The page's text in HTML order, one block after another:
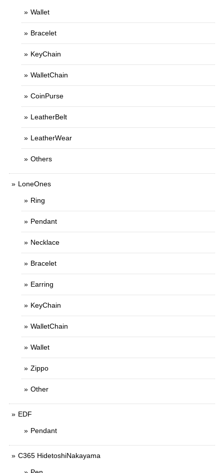
Wallet
Bracelet
KeyChain
WalletChain
CoinPurse
LeatherBelt
LeatherWear
Others
LoneOnes
Ring
Pendant
Necklace
Bracelet
Earring
KeyChain
WalletChain
Wallet
Zippo
Other
EDF
Pendant
C365 HidetoshiNakayama